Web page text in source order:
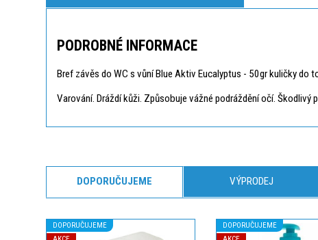
PODROBNÉ INFORMACE
Bref závěs do WC s vůní Blue Aktiv Eucalyptus - 50gr kuličky do
Varování. Dráždí kůži. Způsobuje vážné podráždění očí. Škodlivý
DOPORUČUJEME VÝPRODEJ
DOPORUČUJEME
DOPORUČUJEME